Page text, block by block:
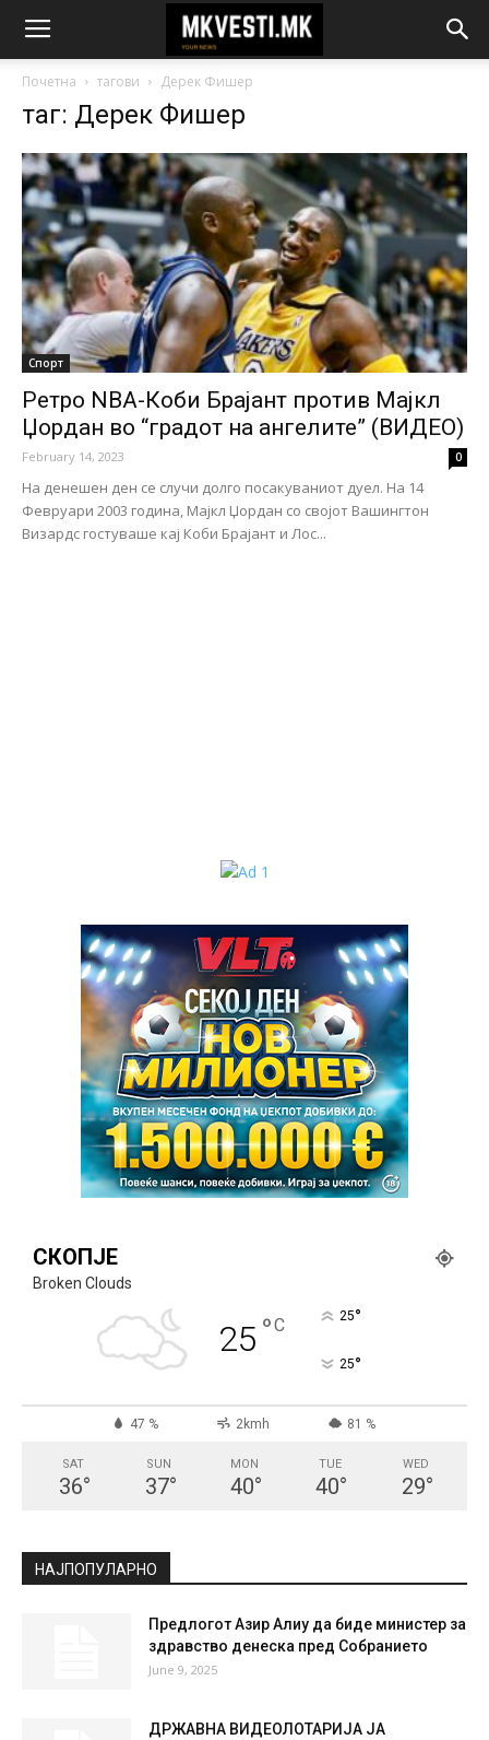
Почетна тагови Дерек Фишер
таг: Дерек Фишер
Спорт
Ретро NBA-Коби Брајант против Мајкл
Џордан во “градот на ангелите” (ВИДЕО)
February 14, 2023 0
На денешен ден се случи долго посакуваниот дуел. На 14
Февруари 2003 година, Мајкл Џордан со својот Вашингтон
Визардс гостуваше кај Коби Брајант и Лос...
СКОПЈЕ
Broken Clouds
25 °C 25°
25°
47 % 2kmh 81 %
SAT
36°
SUN
37°
MON
40°
TUE
40°
WED
29°
НАЈПОПУЛАРНО
Предлогот Азир Алиу да биде министер за
здравство денеска пред Собранието
June 9, 2025
ДРЖАВНА ВИДЕОЛОТАРИЈА ЈА